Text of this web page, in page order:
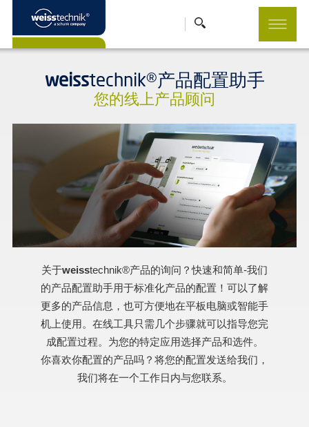
weisstechnik®产品配置助手
您的线上产品顾问
关于weisstechnik®产品的询问？快速和简单-我们
的产品配置助手用于标准化产品的配置！可以了解
更多的产品信息，也可方便地在平板电脑或智能手
机上使用。在线工具只需几个步骤就可以指导您完
成配置过程。为您的特定应用选择产品和选件。
你喜欢你配置的产品吗？将您的配置发送给我们，
我们将在一个工作日内与您联系。